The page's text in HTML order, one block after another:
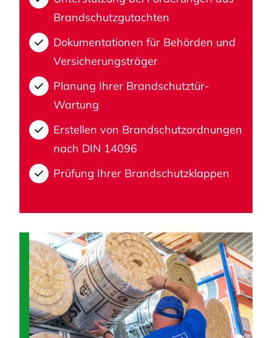
Brandschutzgutachten
Dokumentationen für Behörden und
Versicherungsträger
Planung Ihrer Brandschutztür-
Wartung
Erstellen von Brandschutzordnungen
nach DIN 14096
Prüfung Ihrer Brandschutzklappen